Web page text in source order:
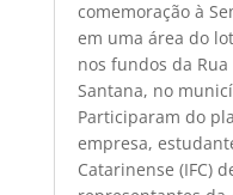
comemoração à
em uma área do
nos fundos da
Santana, no
Participaram do
empresa,
Catarinense (IFC)